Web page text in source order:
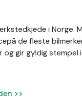
i Norge.
de fleste
gir gyldig
>>